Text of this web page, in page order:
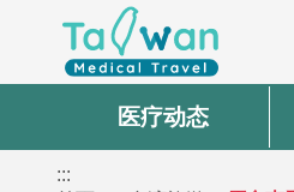
医疗动态
:::